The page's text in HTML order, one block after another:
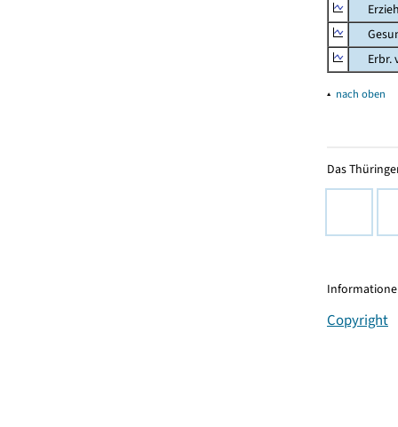
Erbr.
▴ nach oben
Das
Copyright